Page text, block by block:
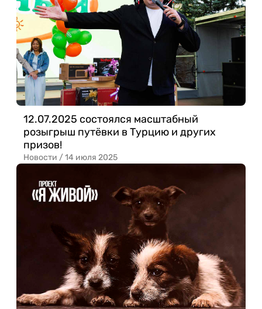
12.07.2025 состоялся масштабный
розыгрыш путёвки в Турцию и других
призов!
Новости /14 июля 2025